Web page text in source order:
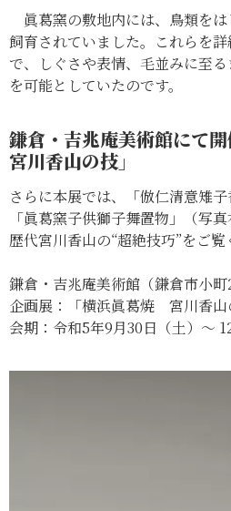
眞葛窯の敷地内には、鳥類を
飼育されていました。これらを
で、しぐさや表情、毛並みに至
を可能としていたのです。
鎌倉・吉兆庵美術館にて
宮川香山の技」
さらに本展では、「倣仁清意雉子
「眞葛窯子供獅子舞置物」（写真
歴代宮川香山の“超絶技巧”をご覧
鎌倉・吉兆庵美術館（鎌倉市小町
企画展：「横浜眞葛焼 宮川香山
会期：令和5年9月30日（土）～